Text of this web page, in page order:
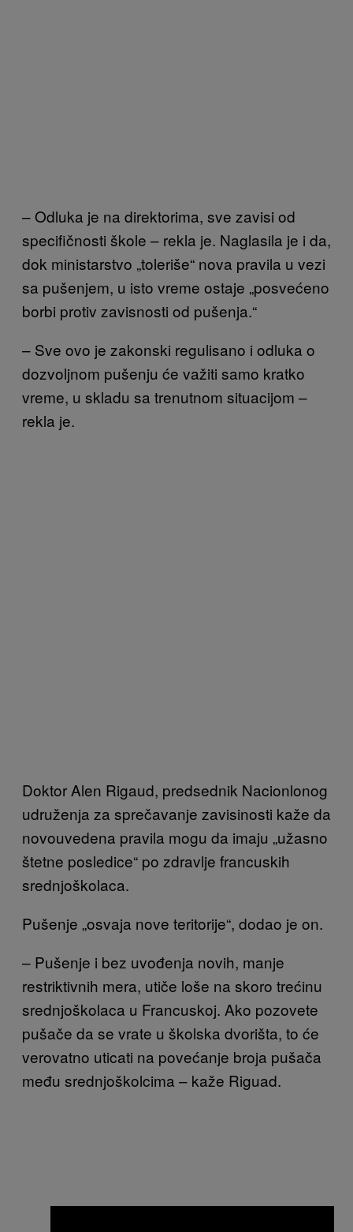
– Odluka je na direktorima, sve zavisi od
specifičnosti škole – rekla je. Naglasila je i da,
dok ministarstvo „toleriše“ nova pravila u vezi
sa pušenjem, u isto vreme ostaje „posvećeno
borbi protiv zavisnosti od pušenja.“
– Sve ovo je zakonski regulisano i odluka o
dozvoljnom pušenju će važiti samo kratko
vreme, u skladu sa trenutnom situacijom –
rekla je.
Doktor Alen Rigaud, predsednik Nacionlonog
udruženja za sprečavanje zavisinosti kaže da
novouvedena pravila mogu da imaju „užasno
štetne posledice“ po zdravlje francuskih
srednjoškolaca.
Pušenje „osvaja nove teritorije“, dodao je on.
– Pušenje i bez uvođenja novih, manje
restriktivnih mera, utiče loše na skoro trećinu
srednjoškolaca u Francuskoj. Ako pozovete
pušače da se vrate u školska dvorišta, to će
verovatno uticati na povećanje broja pušača
među srednjoškolcima – kaže Riguad.